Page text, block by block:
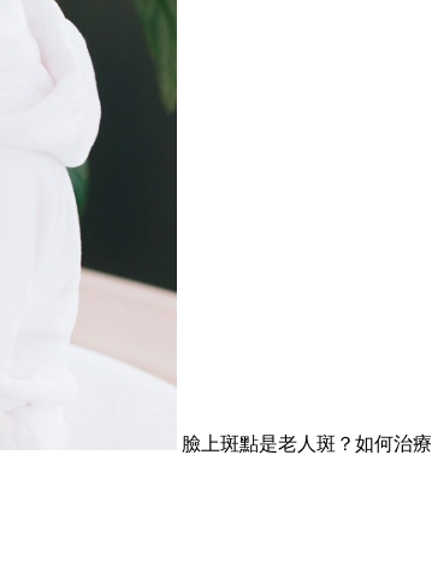
臉上斑點是老人斑？如何治